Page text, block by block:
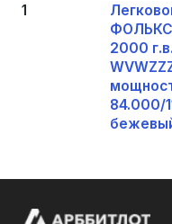
1
2000
84.000/